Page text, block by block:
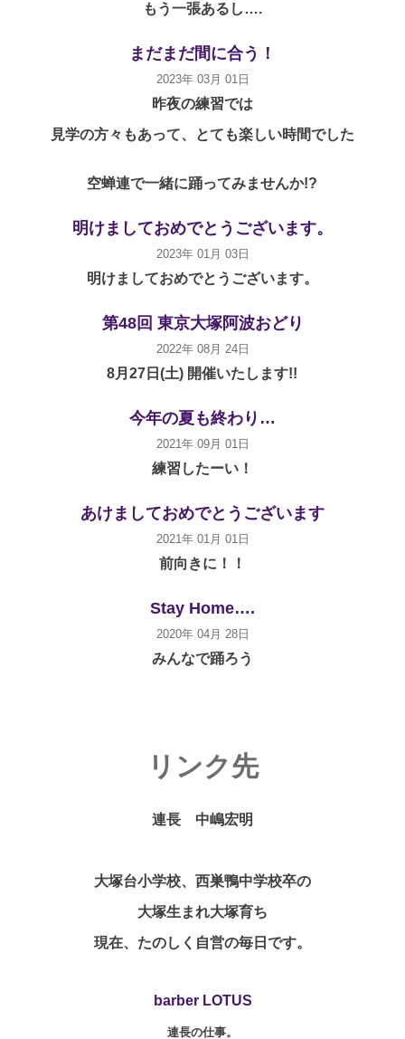
もう一張あるし….
まだまだ間に合う！
2023年 03月 01日
昨夜の練習では
見学の方々もあって、とても楽しい時間でした
空蝉連で一緒に踊ってみませんか!?
明けましておめでとうございます。
2023年 01月 03日
明けましておめでとうございます。
第48回 東京大塚阿波おどり
2022年 08月 24日
8月27日(土) 開催いたします!!
今年の夏も終わり…
2021年 09月 01日
練習したーい！
あけましておめでとうございます
2021年 01月 01日
前向きに！！
Stay Home….
2020年 04月 28日
みんなで踊ろう
リンク先
連長 中嶋宏明
大塚台小学校、西巣鴨中学校卒の
大塚生まれ大塚育ち
現在、たのしく自営の毎日です。
barber LOTUS
連長の仕事。